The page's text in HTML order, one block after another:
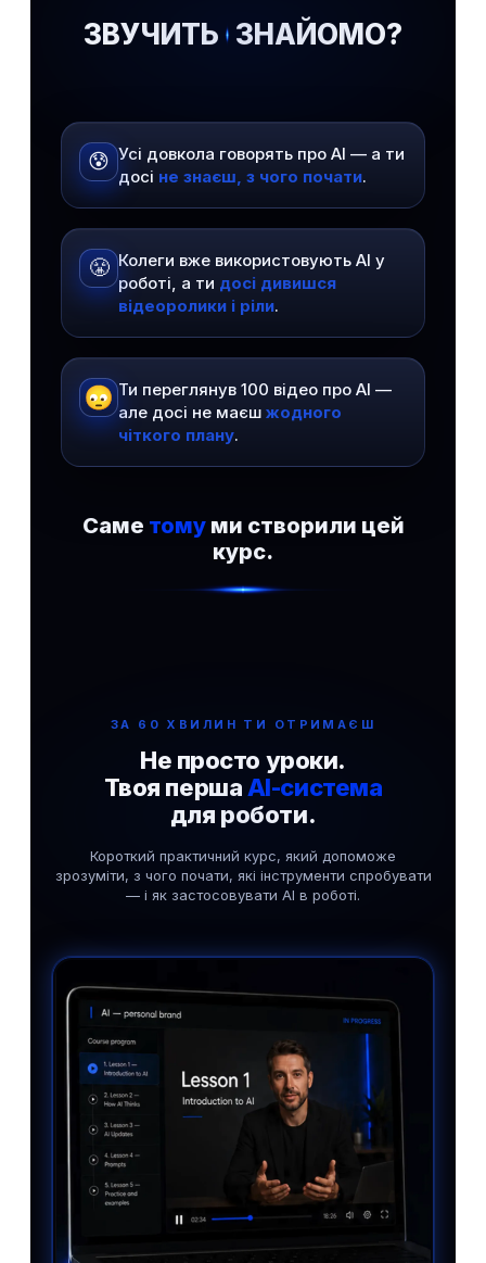
ЗВУЧИТЬ ЗНАЙОМО?
😰 Усі довкола говорять про AI — а ти
досі не знаєш, з чого почати.
😤 Колеги вже використовують AI у
роботі, а ти досі дивишся
відеоролики і ріли.
Ти переглянув 100 відео про AI —
але досі не маєш жодного
чіткого плану.
Саме томуми створили цей
курс.
ЗА 60 ХВИЛИН ТИ ОТРИМАЄШ
Не просто уроки.
Твоя першаAI-система
для роботи.
Короткий практичний курс, який допоможе
зрозуміти, з чого почати, які інструменти спробувати
— і як застосовувати AI в роботі.